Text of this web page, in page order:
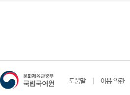
도움말 이용 약관